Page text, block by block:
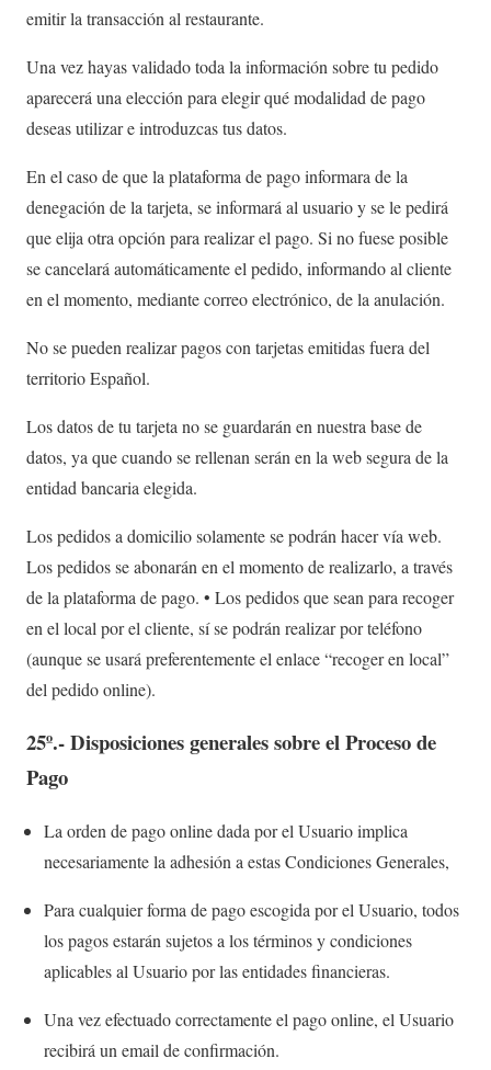
emitir la transacción al restaurante.
Una vez hayas validado toda la información sobre tu pedido
aparecerá una elección para elegir qué modalidad de pago
deseas utilizar e introduzcas tus datos.
En el caso de que la plataforma de pago informara de la
denegación de la tarjeta, se informará al usuario y se le pedirá
que elija otra opción para realizar el pago. Si no fuese posible
se cancelará automáticamente el pedido, informando al cliente
en el momento, mediante correo electrónico, de la anulación.
No se pueden realizar pagos con tarjetas emitidas fuera del
territorio Español.
Los datos de tu tarjeta no se guardarán en nuestra base de
datos, ya que cuando se rellenan serán en la web segura de la
entidad bancaria elegida.
Los pedidos a domicilio solamente se podrán hacer vía web.
Los pedidos se abonarán en el momento de realizarlo, a través
de la plataforma de pago. • Los pedidos que sean para recoger
en el local por el cliente, sí se podrán realizar por teléfono
(aunque se usará preferentemente el enlace “recoger en local”
del pedido online).
25º.- Disposiciones generales sobre el Proceso de
Pago
La orden de pago online dada por el Usuario implica
necesariamente la adhesión a estas Condiciones Generales,
Para cualquier forma de pago escogida por el Usuario, todos
los pagos estarán sujetos a los términos y condiciones
aplicables al Usuario por las entidades financieras.
Una vez efectuado correctamente el pago online, el Usuario
recibirá un email de confirmación.